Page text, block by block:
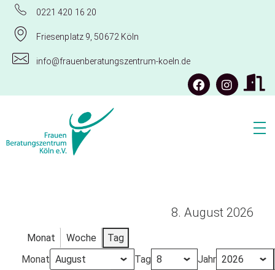
0221 420 16 20
Friesenplatz 9, 50672 Köln
info@frauenberatungszentrum-koeln.de
8. August 2026
Monat Woche
Tag
Monat
Tag
Jahr